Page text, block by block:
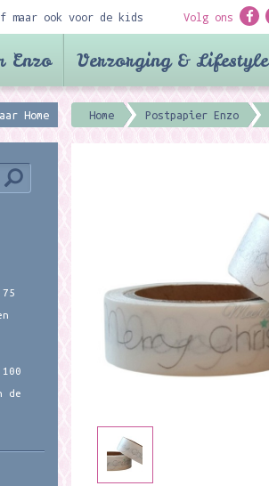
ook voor de kids Volg ons
Enzo Verzorging & Lifestyle
Home Home Postpapier Enzo
de